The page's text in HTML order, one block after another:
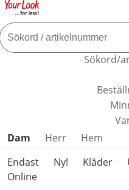
Sökord/
Hoppa över
Dam Herr
Hem
Endast
Online
Ny! Kläder